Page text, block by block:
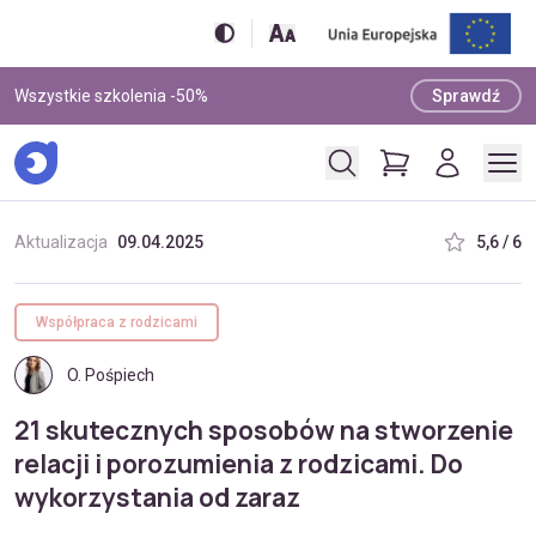
Wszystkie szkolenia -50% Sprawdź
Aktualizacja 09.04.2025 5,6 / 6
O. Pośpiech
Współpraca z rodzicami
21 skutecznych sposobów na stworzenie
relacji i porozumienia z rodzicami. Do
wykorzystania od zaraz